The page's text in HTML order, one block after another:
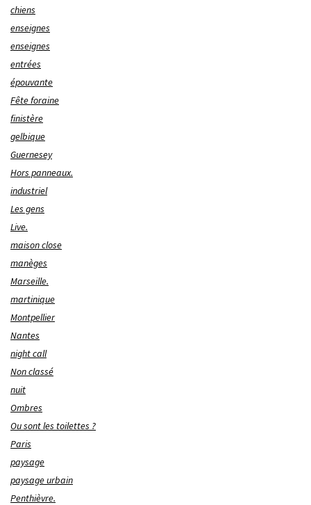
chiens
enseignes
enseignes
entrées
épouvante
Fête foraine
finistère
gelbique
Guernesey
Hors panneaux.
industriel
Les gens
Live.
maison close
manèges
Marseille.
martinique
Montpellier
Nantes
night call
Non classé
nuit
Ombres
Ou sont les toilettes ?
Paris
paysage
paysage urbain
Penthièvre.